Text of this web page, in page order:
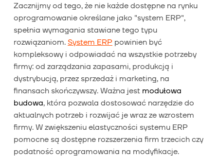
Zacznijmy od tego, że nie każde dostępne na rynku
oprogramowanie określane jako "system ERP",
spełnia wymagania stawiane tego typu
rozwiązaniom. System ERP powinien być
kompleksowy i odpowiadać na wszystkie potrzeby
firmy: od zarządzania zapasami, produkcją i
dystrybucją, przez sprzedaż i marketing, na
finansach skończywszy. Ważna jest modułowa
budowa, która pozwala dostosować narzędzie do
aktualnych potrzeb i rozwijać je wraz ze wzrostem
firmy. W zwiększeniu elastyczności systemu ERP
pomocne są dostępne rozszerzenia firm trzecich czy
podatność oprogramowania na modyfikacje.